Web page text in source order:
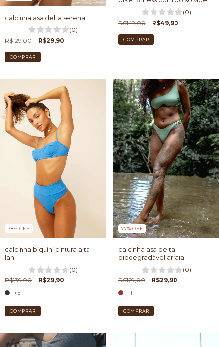
calcinha asa delta serena
(0)
R$129,00
R$29,90
COMPRAR
(0)
R$149,00
R$49,90
COMPRAR
78% OFF
calcinha biquini cintura alta
lani
(0)
R$139,00
R$29,90
+5
COMPRAR
77% OFF
calcinha asa delta
biodegradável arraial
(0)
R$129,00
R$29,90
+1
COMPRAR